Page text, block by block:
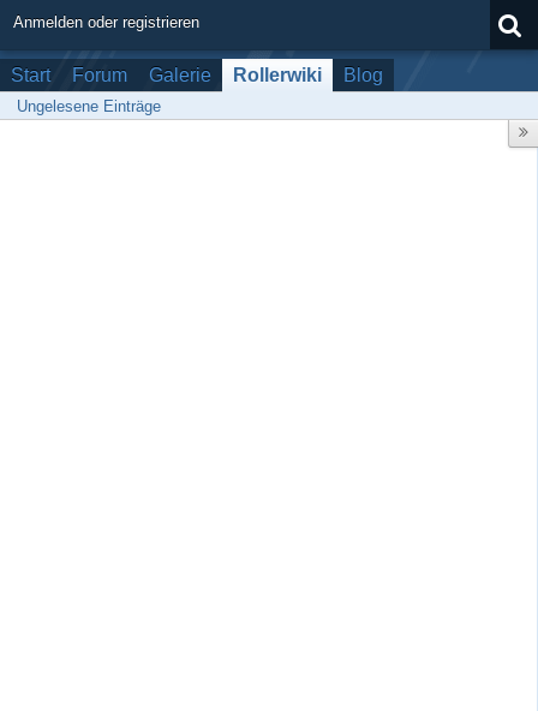
Anmelden oder registrieren
Start Forum Galerie Rollerwiki Blog
Ungelesene Einträge